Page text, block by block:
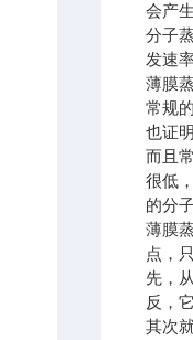
会产
分子
发速
薄膜
常规
也证
而且
很低
的分
薄膜
点，
先，
反，
其次